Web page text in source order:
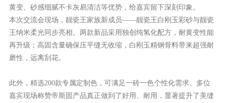
黄变、砂感细腻不卡灰易清洁等优势，给嘉宾留下深刻印象。
本次交流会现场，靓瓷王家族新成员——靓瓷王白刚玉彩砂与靓瓷
王纳米柔光同步亮相。两款新品采用独创纯氢化配方，耐黄变性能
再升级；高固含量确保压平缝无收缩，白刚玉精钢骨料带来超强耐
磨性，远离刮花。
此外，精选200款专属定制色，可满足一砖一色个性化需求。多位
嘉宾现场称赞帝斯固产品真正做到了好用、耐用 ，显著提升了美缝